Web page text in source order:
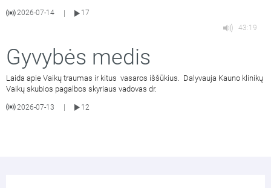
2026-07-14
17
43:19
Gyvybės medis
Laida apie Vaikų traumas ir kitus vasaros iššūkius. Dalyvauja Kauno klinikų
Vaikų skubios pagalbos skyriaus vadovas dr.
2026-07-13 12